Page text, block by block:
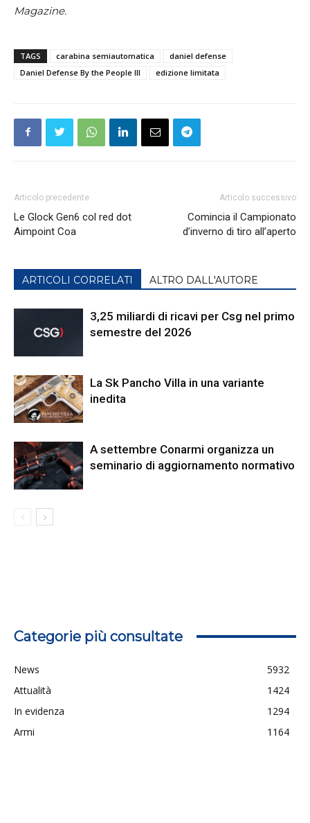
Magazine.
TAGS carabina semiautomatica
daniel defense
Daniel Defense By the People III
edizione limitata
Articolo precedente
Le Glock Gen6 col red dot
Aimpoint Coa
Articolo successivo
Comincia il Campionato
d’inverno di tiro all’aperto
ARTICOLI CORRELATI ALTRO DALL'AUTORE
3,25 miliardi di ricavi per Csg nel primo
semestre del 2026
La Sk Pancho Villa in una variante
inedita
A settembre Conarmi organizza un
seminario di aggiornamento normativo
Categorie più consultate
News
5932
Attualità
1424
In evidenza
1294
Armi
1164